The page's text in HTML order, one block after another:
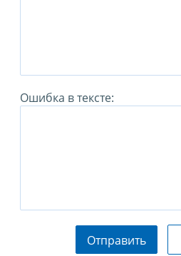
Ошибка в тексте:
Отправить